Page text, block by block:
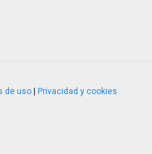
de uso Privacidad y cookies